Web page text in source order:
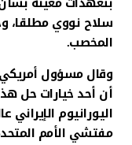
سلاح نووي مطلقا،
المخصب.
وقال مسؤول
أن أحد خيارات حل
اليورانيوم
مفتشي الأمم